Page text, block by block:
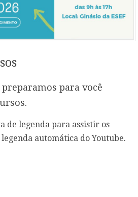
para você
de legenda para assistir os
automática do Youtube.